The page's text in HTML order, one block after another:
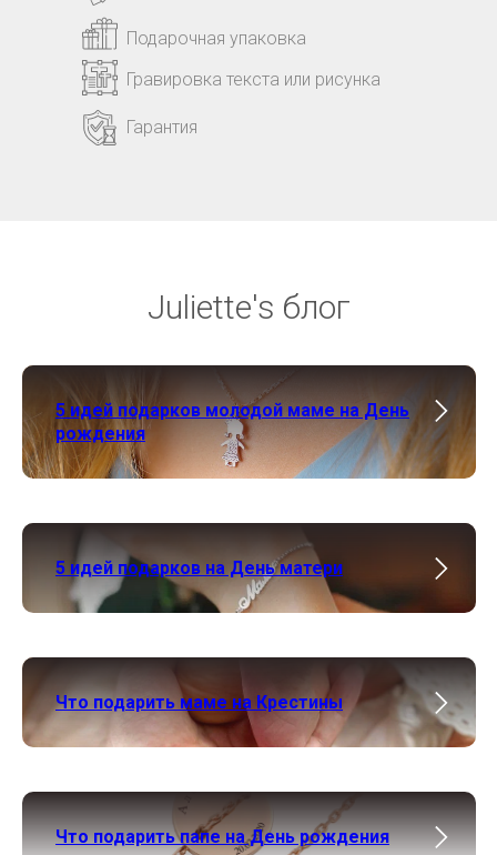
Подарочная упаковка
Гравировка текста или рисунка
Гарантия
Juliette's блог
5 идей подарков молодой маме на День
рождения
5 идей подарков на День матери
Что подарить маме на Крестины
Что подарить папе на День рождения